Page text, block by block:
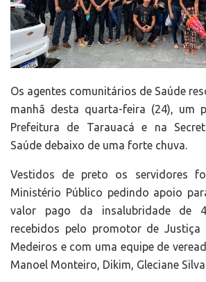
Os agentes comunitários de Saúde
manhã desta quarta-feira (24), um
Prefeitura de Tarauacá e na
Saúde debaixo de uma forte chuva.
Vestidos de preto os servidores
Ministério Público pedindo apoio
valor pago da insalubridade de
recebidos pelo promotor de Justiça
Medeiros e com uma equipe de
Manoel Monteiro, Dikim, Gleciane